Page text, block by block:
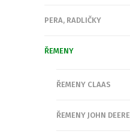
PERA, RADLIČKY
ŘEMENY
ŘEMENY CLAAS
ŘEMENY JOHN DEERE